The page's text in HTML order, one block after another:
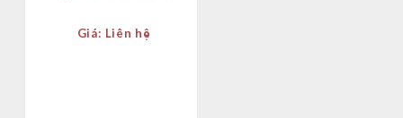
Giá: Liên hệ